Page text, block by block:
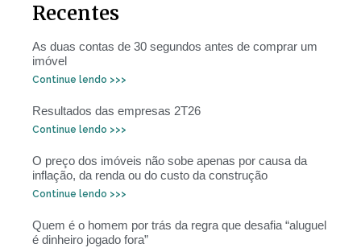
Recentes
As duas contas de 30 segundos antes de comprar um
imóvel
Continue lendo >>>
Resultados das empresas 2T26
Continue lendo >>>
O preço dos imóveis não sobe apenas por causa da
inflação, da renda ou do custo da construção
Continue lendo >>>
Quem é o homem por trás da regra que desafia “aluguel
é dinheiro jogado fora”